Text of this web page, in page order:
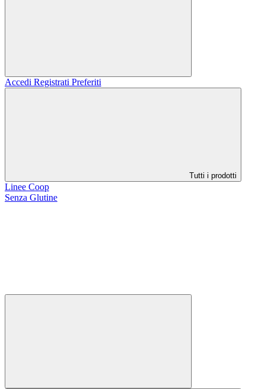
Accedi Registrati Preferiti
Tutti i prodotti
Linee Coop
Senza Glutine